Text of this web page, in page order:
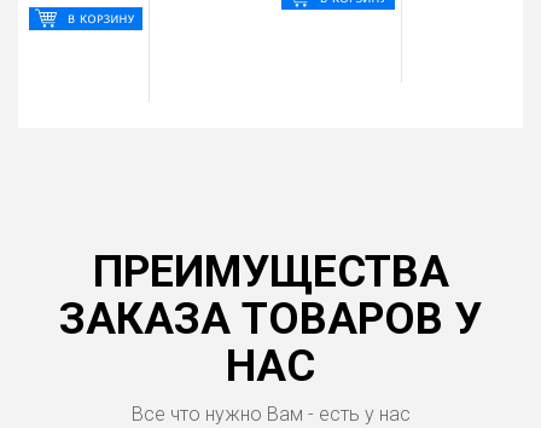
ПРЕИМУЩЕСТВА
ЗАКАЗА ТОВАРОВ У
НАС
Все что нужно Вам - есть у нас